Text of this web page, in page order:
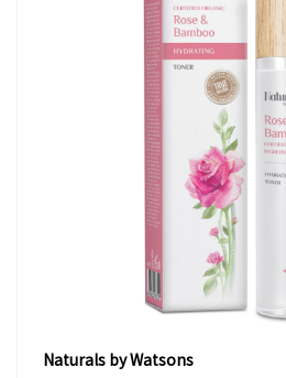
Naturals by Watsons